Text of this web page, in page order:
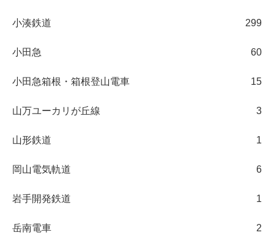
小湊鉄道 299
小田急 60
小田急箱根・箱根登山電車 15
山万ユーカリが丘線 3
山形鉄道 1
岡山電気軌道 6
岩手開発鉄道 1
岳南電車 2